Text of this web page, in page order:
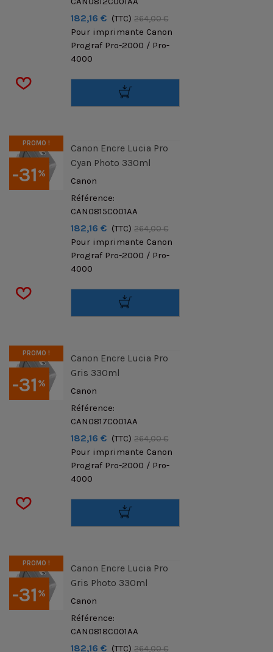
182,16 € (TTC) 264,00 €
Pour imprimante Canon
Prograf Pro-2000 / Pro-
4000
-31 %
PROMO !
Canon Encre Lucia Pro
Cyan Photo 330ml
Canon
Référence:
CAN0815C001AA
182,16 € (TTC) 264,00 €
Pour imprimante Canon
Prograf Pro-2000 / Pro-
4000
-31 %
PROMO !
Canon Encre Lucia Pro
Gris 330ml
Canon
Référence:
CAN0817C001AA
182,16 € (TTC) 264,00 €
Pour imprimante Canon
Prograf Pro-2000 / Pro-
4000
-31 %
PROMO !
Canon Encre Lucia Pro
Gris Photo 330ml
Canon
Référence:
CAN0818C001AA
182,16 € (TTC) 264,00 €